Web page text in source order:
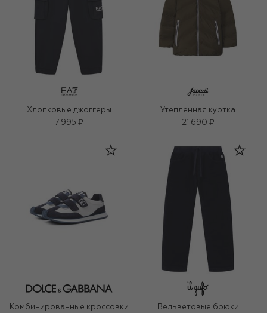
Хлопковые джоггеры
7 995 ₽
Утепленная куртка
21 690 ₽
Комбинированные кроссовки
Вельветовые брюки